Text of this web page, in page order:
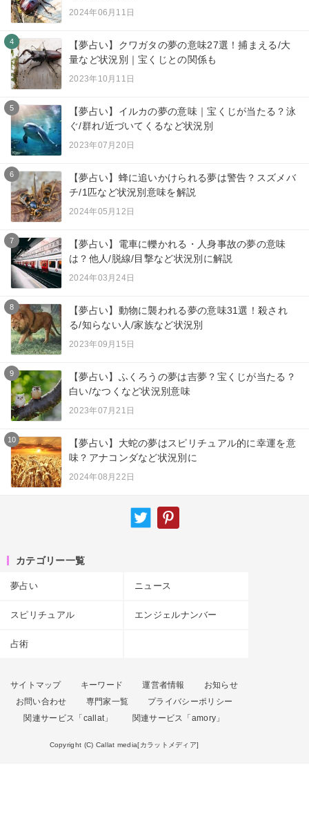
2024年06月11日
4
【夢占い】クワガタの夢の意味27選！捕まえる/大
量など状況別｜宝くじとの関係も
2023年10月11日
5
【夢占い】イルカの夢の意味｜宝くじが当たる？泳
ぐ/群れ/近づいてくるなど状況別
2023年07月20日
6
【夢占い】蜂に追いかけられる夢は警告？スズメバ
チ/1匹など状況別意味を解説
2024年05月12日
7
【夢占い】電車に轢かれる・人身事故の夢の意味
は？他人/脱線/目撃など状況別に解説
2024年03月24日
8
【夢占い】動物に襲われる夢の意味31選！殺され
る/知らない人/家族など状況別
2023年09月15日
9
【夢占い】ふくろうの夢は吉夢？宝くじが当たる？
白い/なつくなど状況別意味
2023年07月21日
10
【夢占い】大蛇の夢はスピリチュアル的に幸運を意
味？アナコンダなど状況別に
2024年08月22日
カテゴリー一覧
夢占い ニュース
スピリチュアル エンジェルナンバー
占術
サイトマップ キーワード 運営者情報
お知らせ
お問い合わせ
専門家一覧
プライバシーポリシー
関連サービス「callat」
関連サービス「amory」
Copyright (C) Callat media[カラットメディア]